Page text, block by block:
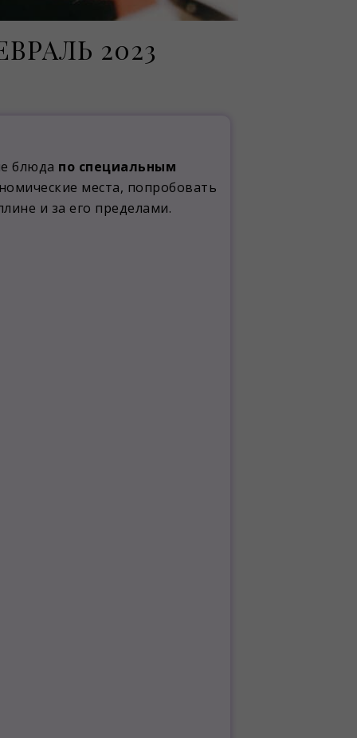
2023
блюда по специальным
места, попробовать
и за его пределами.